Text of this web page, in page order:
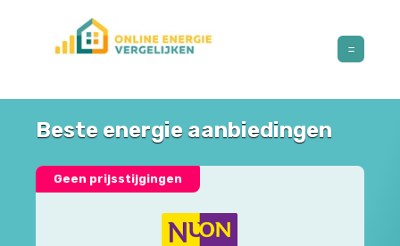
Beste energie aanbiedingen
Geen prijsstijgingen